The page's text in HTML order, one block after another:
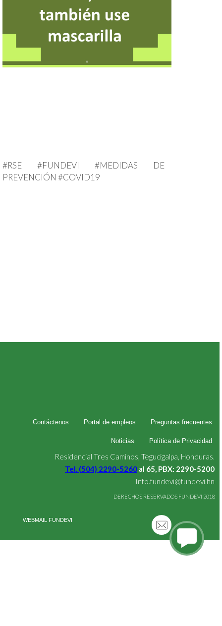
#RSE #FUNDEVI #MEDIDAS DE
PREVENCIÓN #COVID19
Contáctenos Portal de empleos Preguntas frecuentes
Noticias Política de Privacidad
Residencial Tres Caminos, Tegucigalpa, Honduras.
Tel. (504) 2290-5260 al 65, PBX: 2290-5200
Info.fundevi@fundevi.hn
DERECHOS RESERVADOS FUNDEVI 2018
WEBMAIL FUNDEVI